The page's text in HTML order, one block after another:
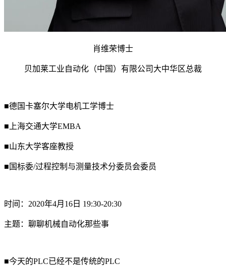
肖维荣博士
贝加莱工业自动化（中国）有限公司大中华区总裁
■德国卡塞尔大学电机工学博士
■上海交通大学EMBA
■山东大学客座教授
■国标委/过程控制与测量技术分委员会委员
时间：2020年4月16日 19:30-20:30
主题：聊聊机械自动化那些事
■今天的PLC已经不是传统的PLC